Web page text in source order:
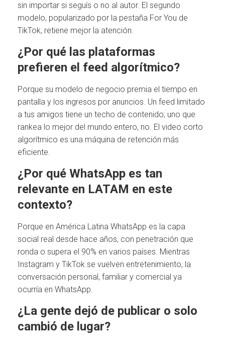
sin importar si seguís o no al autor. El segundo
modelo, popularizado por la pestaña For You de
TikTok, retiene mejor la atención.
¿Por qué las plataformas
prefieren el feed algorítmico?
Porque su modelo de negocio premia el tiempo en
pantalla y los ingresos por anuncios. Un feed limitado
a tus amigos tiene un techo de contenido; uno que
rankea lo mejor del mundo entero, no. El video corto
algorítmico es una máquina de retención más
eficiente.
¿Por qué WhatsApp es tan
relevante en LATAM en este
contexto?
Porque en América Latina WhatsApp es la capa
social real desde hace años, con penetración que
ronda o supera el 90% en varios países. Mientras
Instagram y TikTok se vuelven entretenimiento, la
conversación personal, familiar y comercial ya
ocurría en WhatsApp.
¿La gente dejó de publicar o solo
cambió de lugar?